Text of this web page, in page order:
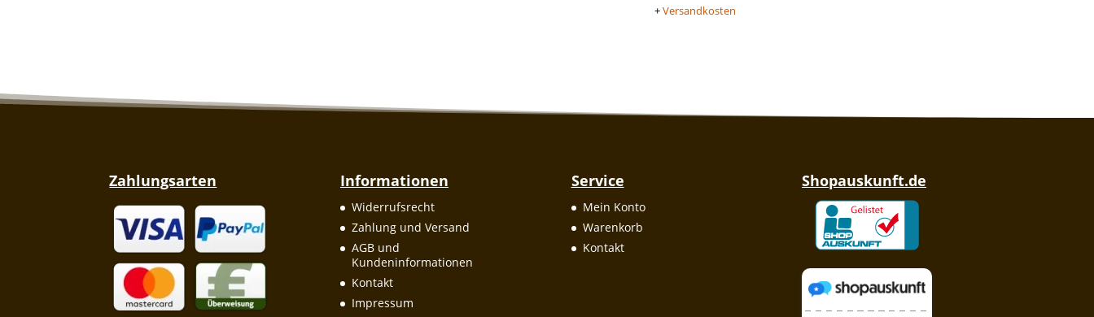
+Versandkosten
Zahlungsarten Informationen
Widerrufsrecht
Zahlung und Versand
AGB und
Kundeninformationen
Kontakt
Impressum
Service
Mein Konto
Warenkorb
Kontakt
Shopauskunft.de